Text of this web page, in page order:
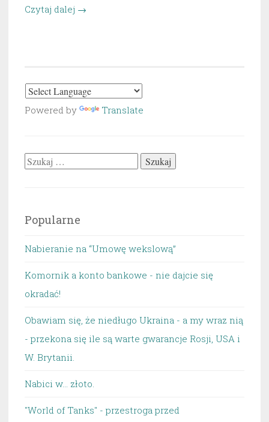
Czytaj dalej „Janusz
agent
Kompromitacji?”
→
Powered by Translate
Szukaj:
Popularne
Nabieranie na “Umowę wekslową”
Komornik a konto bankowe - nie dajcie się
okradać!
Obawiam się, że niedługo Ukraina - a my wraz nią
- przekona się ile są warte gwarancje Rosji, USA i
W. Brytanii.
Nabici w... złoto.
"World of Tanks" - przestroga przed